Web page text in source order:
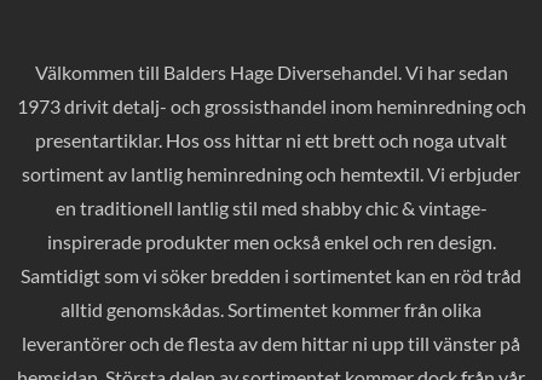
Välkommen till Balders Hage Diversehandel. Vi har sedan
1973 drivit detalj- och grossisthandel inom heminredning och
presentartiklar. Hos oss hittar ni ett brett och noga utvalt
sortiment av lantlig heminredning och hemtextil. Vi erbjuder
en traditionell lantlig stil med shabby chic & vintage-
inspirerade produkter men också enkel och ren design.
Samtidigt som vi söker bredden i sortimentet kan en röd tråd
alltid genomskådas. Sortimentet kommer från olika
leverantörer och de flesta av dem hittar ni upp till vänster på